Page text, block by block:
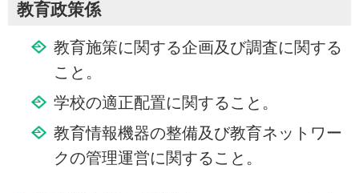
教育政策係
教育施策に関する企画及び調査に関する
こと。
学校の適正配置に関すること。
教育情報機器の整備及び教育ネットワー
クの管理運営に関すること。